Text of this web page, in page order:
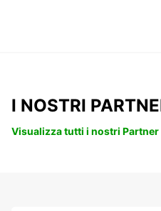
I NOSTRI
Visualizza tutti i nostri Partner